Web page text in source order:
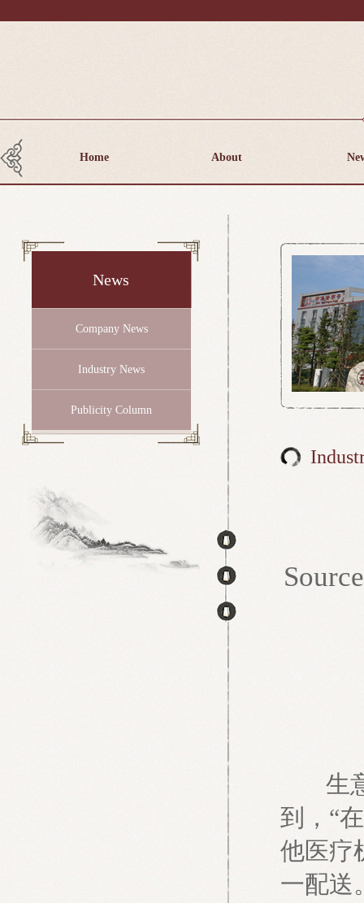
Home About
News
Company News
Industry News
Publicity Column
生
到，“
他医疗
一配送